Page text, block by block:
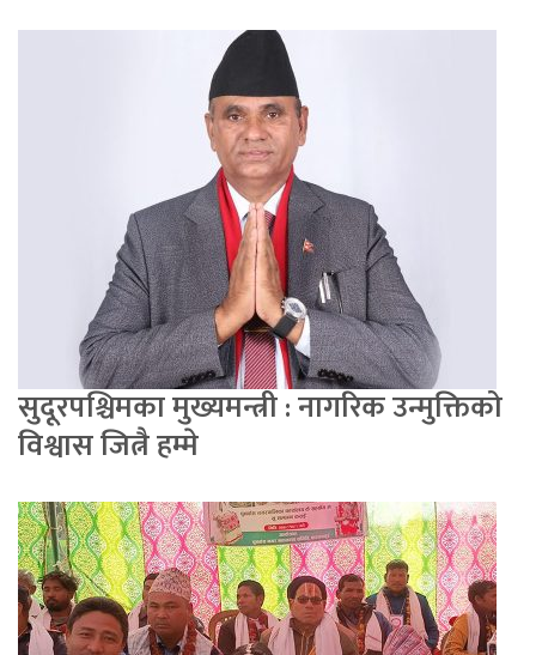
सुदूरपश्चिमका मुख्यमन्त्री : नागरिक उन्मुक्तिको
विश्वास जित्नै हम्मे